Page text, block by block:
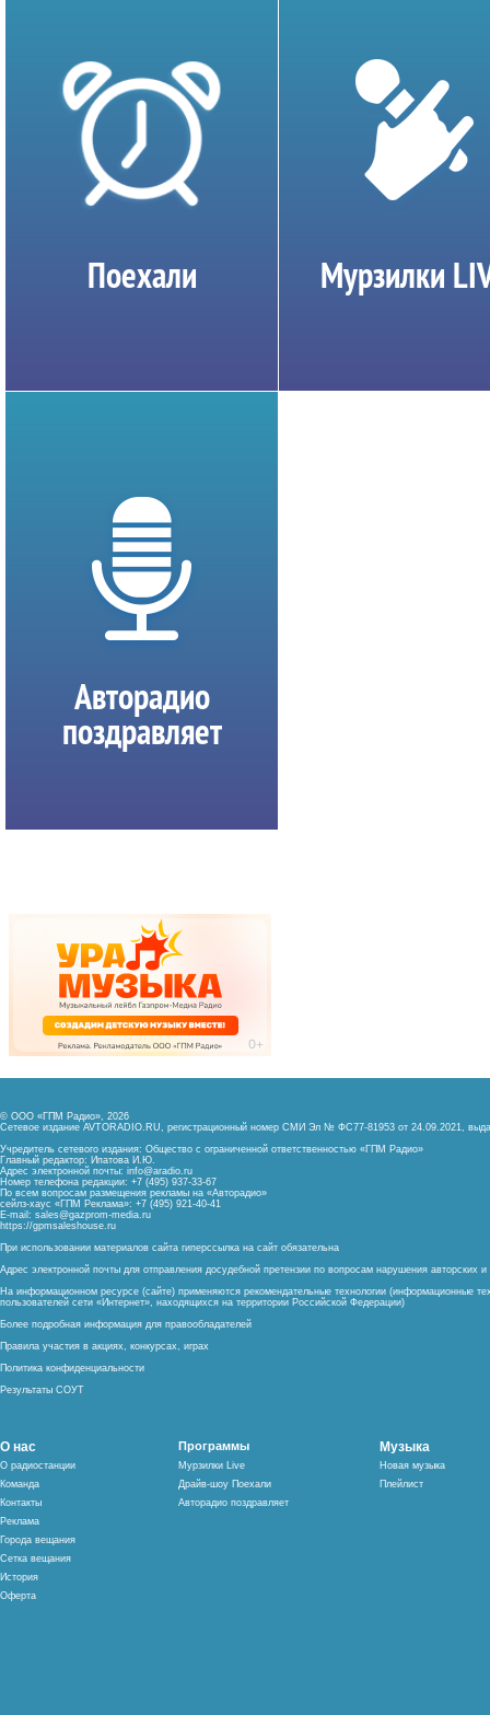
Поехали Мурзилки
Авторадио
поздравляет
© ООО «ГПМ Радио», 2026
Сетевое издание AVTORADIO.RU, регистрационный номер СМИ Эл № ФС77-81953 от 24.09.2021,
Учредитель сетевого издания: Общество с ограниченной ответственностью «ГПМ Радио»
Главный редактор: Ипатова И.Ю.
Адрес электронной почты: info@aradio.ru
Номер телефона редакции: +7 (495) 937-33-67
По всем вопросам размещения рекламы на «Авторадио»
сейлз-хаус «ГПМ Реклама»: +7 (495) 921-40-41
E-mail: sales@gazprom-media.ru
https://gpmsaleshouse.ru
При использовании материалов сайта гиперссылка на сайт обязательна
Адрес электронной почты для отправления досудебной претензии по вопросам нарушения авторских
На информационном ресурсе (сайте) применяются рекомендательные технологии (информационные
пользователей сети «Интернет», находящихся на территории Российской Федерации)
Более подробная информация для правообладателей
Правила участия в акциях, конкурсах, играх
Политика конфиденциальности
Результаты СОУТ
О нас
О радиостанции
Команда
Контакты
Реклама
Города вещания
Сетка вещания
История
Оферта
Программы
Мурзилки Live
Драйв-шоу Поехали
Авторадио поздравляет
Музыка
Новая музыка
Плейлист